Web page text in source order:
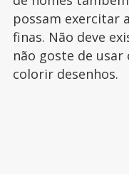
possam exercitar
finas. Não deve
não goste de usar
colorir desenhos.